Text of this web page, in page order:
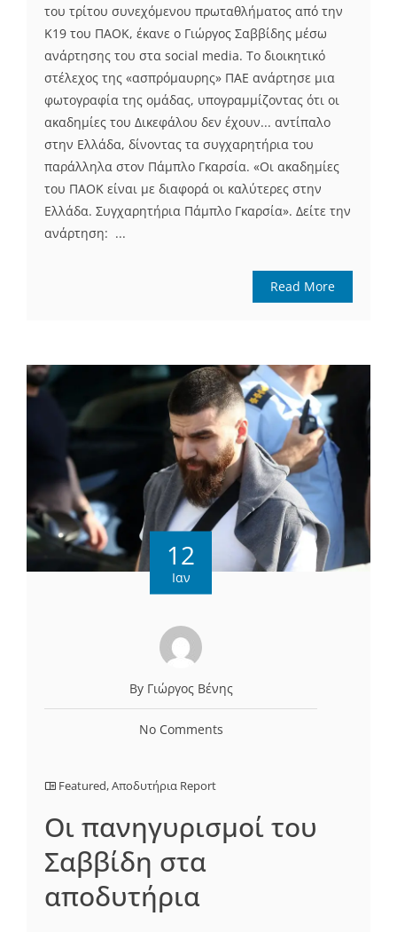
του τρίτου συνεχόμενου πρωταθλήματος από την
Κ19 του ΠΑΟΚ, έκανε ο Γιώργος Σαββίδης μέσω
ανάρτησης του στα social media. Το διοικητικό
στέλεχος της «ασπρόμαυρης» ΠΑΕ ανάρτησε μια
φωτογραφία της ομάδας, υπογραμμίζοντας ότι οι
ακαδημίες του Δικεφάλου δεν έχουν... αντίπαλο
στην Ελλάδα, δίνοντας τα συγχαρητήρια του
παράλληλα στον Πάμπλο Γκαρσία. «Οι ακαδημίες
του ΠΑΟΚ είναι με διαφορά οι καλύτερες στην
Ελλάδα. Συγχαρητήρια Πάμπλο Γκαρσία». Δείτε την
ανάρτηση: ...
Read More
12
Ιαν
By Γιώργος Βένης
No Comments
Featured,Αποδυτήρια Report
Οι πανηγυρισμοί του
Σαββίδη στα
αποδυτήρια